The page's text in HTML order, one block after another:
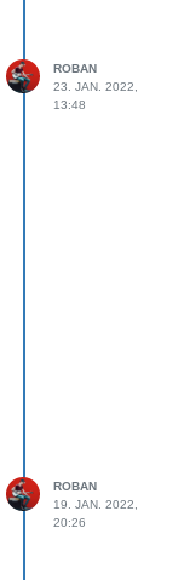
ROBAN
23. JAN. 2022,
13:48
ROBAN
19. JAN. 2022,
20:26